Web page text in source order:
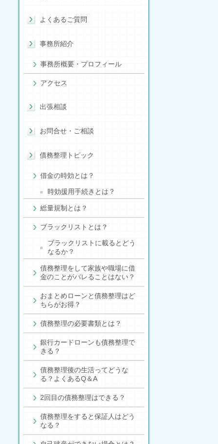
よくあるご質問
事務所紹介
事務所概要・プロフィール
アクセス
出張相談
お問合せ・ご相談
債務整理トピック
借金の時効とは？
時効援用手続きとは？
総量規制とは？
ブラックリストとは？
ブラックリストに載るとどう
なるか？
債務整理をして家族や職場に借
金のことがバレることはない？
おまとめローンと債務整理はど
ちらがお得？
債務整理の必要書類とは？
銀行カードローンも債務整理で
きる？
債務整理後の生活ってどうな
る？よくあるQ＆A
2回目の債務整理はできる？
債務整理をすると保証人はどう
なる？